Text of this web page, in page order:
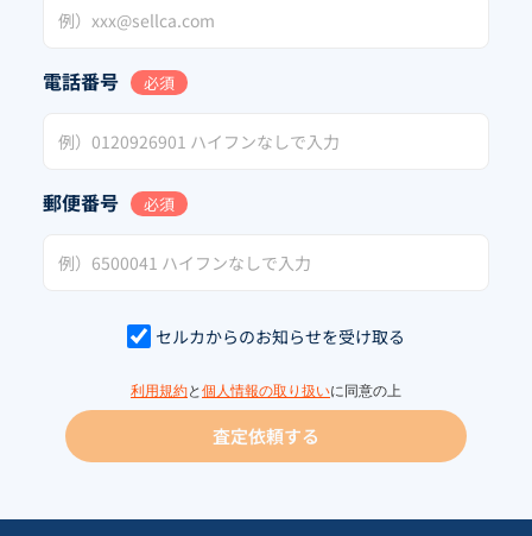
電話番号 必須
郵便番号 必須
セルカからのお知らせを受け取る
利用規約と 個人情報の取り扱いに同意の上
査定依頼する